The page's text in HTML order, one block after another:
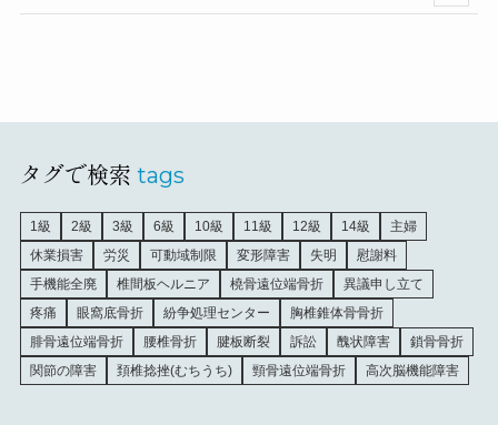
タグで検索 tags
1級 2級 3級 6級 10級 11級 12級 14級
主婦
休業損害
労災 可動域制限 変形障害 失明
慰謝料
手機能全廃
椎間板ヘルニア 橈骨遠位端骨折
異議申し立て
疼痛
眼窩底骨折 紛争処理センター
胸椎錐体骨骨折
腓骨遠位端骨折
腰椎骨折 腱板断裂 訴訟 醜状障害
鎖骨骨折
関節の障害
頚椎捻挫(むちうち) 頸骨遠位端骨折 高次脳機能障害